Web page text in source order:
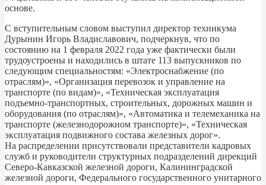
основе.
С вступительным словом выступил директор техникума
Дурынин Игорь Владиславович, подчеркнув, что по
состоянию на 1 февраля 2022 года уже фактически были
трудоустроены и находились в штате 113 выпускников по
следующим специальностям: «Электроснабжение (по
отраслям)», «Организация перевозок и управление на
транспорте (по видам)», «Техническая эксплуатация
подъемно-транспортных, строительных, дорожных машин и
оборудования (по отраслям)», «Автоматика и телемеханика на
транспорте (железнодорожном транспорте)», «Техническая
эксплуатация подвижного состава железных дорог».
На распределении присутствовали представители кадровых
служб и руководители структурных подразделений дирекций
Северо-Кавказской железной дороги, Калининградской
железной дороги, Федерального государственного унитарного